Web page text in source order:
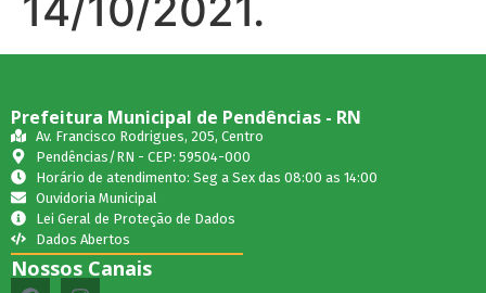
Prefeitura Municipal de Pendências - RN
Av. Francisco Rodrigues, 205, Centro
Pendências/RN - CEP: 59504-000
Horário de atendimento: Seg a Sex das 08:00 as 14:00
Ouvidoria Municipal
Lei Geral de Proteção de Dados
Dados Abertos
Nossos Canais